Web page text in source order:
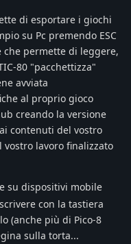
di esportare i giochi
su Pc premendo ESC
permette di leggere,
80 "pacchettizza"
avviata
al proprio gioco
creando la versione
contenuti del vostro
lavoro finalizzato
su dispositivi mobile
con la tastiera
(anche più di Pico-8
sulla torta...